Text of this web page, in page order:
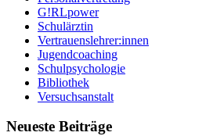
G!RLpower
Schulärztin
Vertrauenslehrer:innen
Jugendcoaching
Schulpsychologie
Bibliothek
Versuchsanstalt
Neueste Beiträge